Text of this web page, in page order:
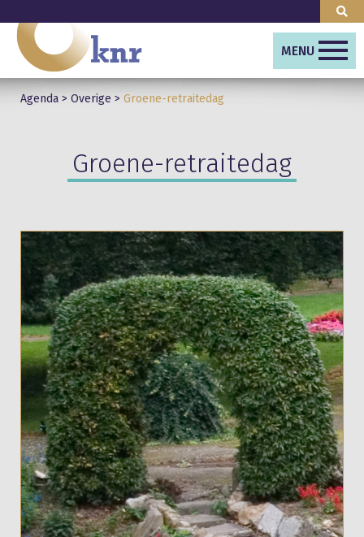
MENU
Agenda > Overige > Groene-retraitedag
Groene-retraitedag